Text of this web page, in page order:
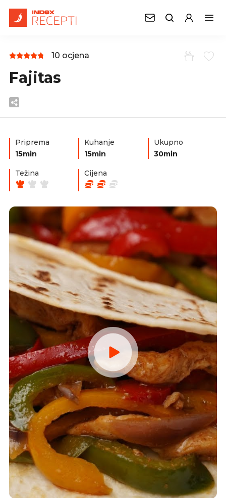
10 ocjena
Fajitas
Priprema
15min
Kuhanje
15min
Ukupno
30min
Težina Cijena